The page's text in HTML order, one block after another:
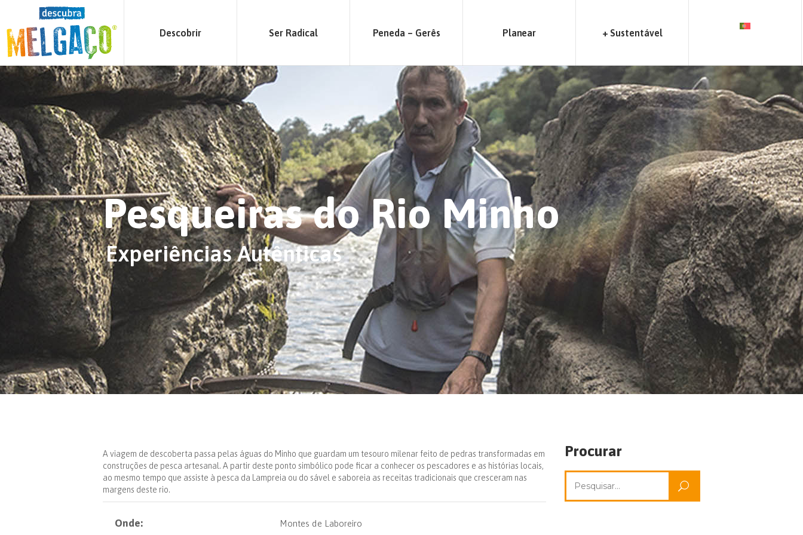
Descobrir Ser Radical Peneda – Gerês Planear + Sustentável
Pesqueiras do Rio Minho
Experiências Autênticas
A viagem de descoberta passa pelas águas do Minho que guardam um tesouro milenar feito de pedras transformadas em
construções de pesca artesanal. A partir deste ponto simbólico pode ficar a conhecer os pescadores e as histórias locais,
ao mesmo tempo que assiste à pesca da Lampreia ou do sável e saboreia as receitas tradicionais que cresceram nas
margens deste rio.
Onde: Montes de Laboreiro
Procurar
por: